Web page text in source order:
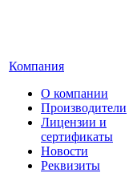
Компания
О компании
Производители
Лицензии и
сертификаты
Новости
Реквизиты